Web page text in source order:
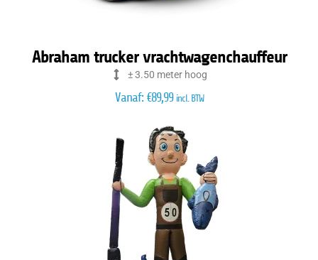
Abraham trucker vrachtwagenchauffeur
± 3.50 meter hoog
Vanaf: €89,99 incl. BTW